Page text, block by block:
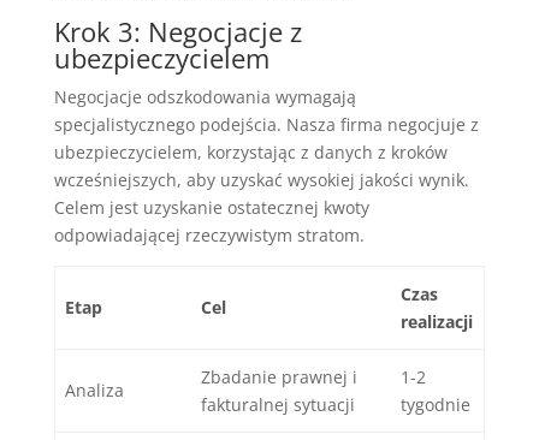
Krok 3: Negocjacje z
ubezpieczycielem
Negocjacje odszkodowania wymagają
specjalistycznego podejścia. Nasza firma negocjuje z
ubezpieczycielem, korzystając z danych z kroków
wcześniejszych, aby uzyskać wysokiej jakości wynik.
Celem jest uzyskanie ostatecznej kwoty
odpowiadającej rzeczywistym stratom.
Etap Cel
Czas
realizacji
Analiza
Zbadanie prawnej i
fakturalnej sytuacji
1-2
tygodnie